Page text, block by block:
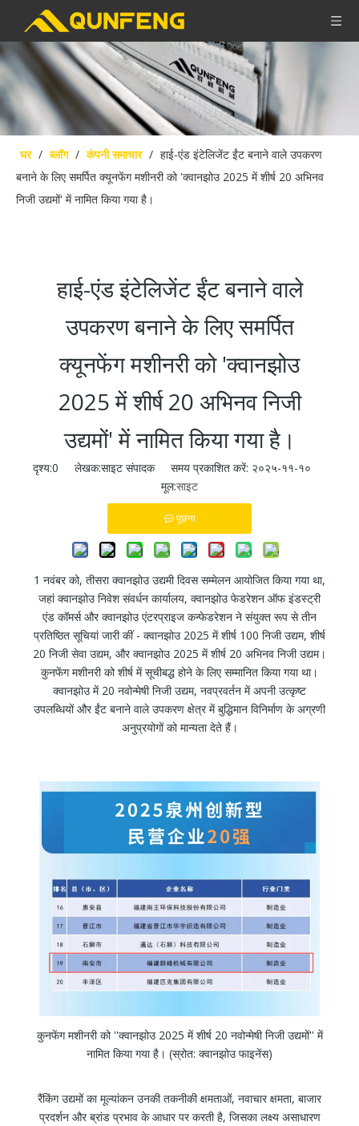
घर / ब्लॉग / कंपनी समाचार / हाई-एंड इंटेलिजेंट ईंट बनाने वाले उपकरण
बनाने के लिए समर्पित क्यूनफेंग मशीनरी को 'क्वानझोउ 2025 में शीर्ष 20 अभिनव
निजी उद्यमों' में नामित किया गया है।
हाई-एंड इंटेलिजेंट ईंट बनाने वाले
उपकरण बनाने के लिए समर्पित
क्यूनफेंग मशीनरी को 'क्वानझोउ
2025 में शीर्ष 20 अभिनव निजी
उद्यमों' में नामित किया गया है।
दृश्य:0 लेखक:साइट संपादक समय प्रकाशित करें: २०२५-११-१०
मूल:साइट
पूछना
1 नवंबर को, तीसरा क्वानझोउ उद्यमी दिवस सम्मेलन आयोजित किया गया था,
जहां क्वानझोउ निवेश संवर्धन कार्यालय, क्वानझोउ फेडरेशन ऑफ इंडस्ट्री
एंड कॉमर्स और क्वानझोउ एंटरप्राइज कन्फेडरेशन ने संयुक्त रूप से तीन
प्रतिष्ठित सूचियां जारी कीं - क्वानझोउ 2025 में शीर्ष 100 निजी उद्यम, शीर्ष
20 निजी सेवा उद्यम, और क्वानझोउ 2025 में शीर्ष 20 अभिनव निजी उद्यम।
कुनफेंग मशीनरी को शीर्ष में सूचीबद्ध होने के लिए सम्मानित किया गया था।
क्वानझोउ में 20 नवोन्मेषी निजी उद्यम, नवप्रवर्तन में अपनी उत्कृष्ट
उपलब्धियों और ईंट बनाने वाले उपकरण क्षेत्र में बुद्धिमान विनिर्माण के अग्रणी
अनुप्रयोगों को मान्यता देते हैं।
कुनफेंग मशीनरी को ''क्वानझोउ 2025 में शीर्ष 20 नवोन्मेषी निजी उद्यमों'' में
नामित किया गया है। (स्रोत: क्वानझोउ फाइनेंस)
रैंकिंग उद्यमों का मूल्यांकन उनकी तकनीकी क्षमताओं, नवाचार क्षमता, बाजार
प्रदर्शन और ब्रांड प्रभाव के आधार पर करती है, जिसका लक्ष्य असाधारण